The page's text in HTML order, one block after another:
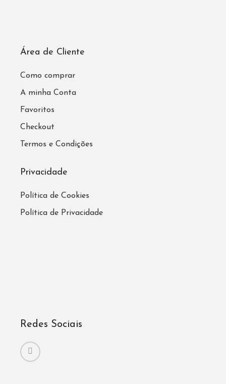
Área de Cliente
Como comprar
A minha Conta
Favoritos
Checkout
Termos e Condições
Privacidade
Política de Cookies
Política de Privacidade
Redes Sociais